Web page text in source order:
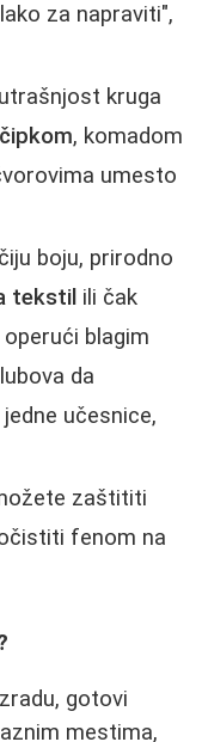
za napraviti",
kruga
, komadom
umesto
boju, prirodno
tekstil ili čak
blagim
da
učesnice,
zaštititi
fenom na
gotovi
mestima,